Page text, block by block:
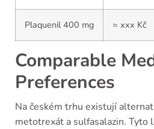
Plaquenil 400 mg ≈ xxx Kč
Comparable
Preferences
Na českém trhu existují
metotrexát a sulfasalazin. Tyto